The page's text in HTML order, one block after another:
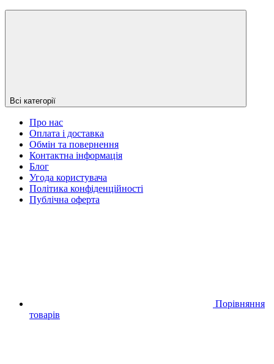
Всі категорії
Про нас
Оплата і доставка
Обмін та повернення
Контактна інформація
Блог
Угода користувача
Політика конфіденційності
Публічна оферта
Порівняння
товарів